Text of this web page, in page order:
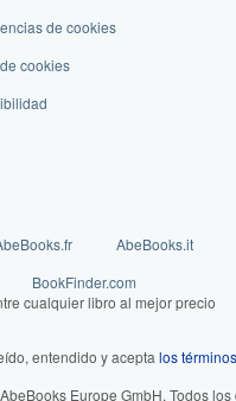
de cookies
cookies
AbeBooks.it
BookFinder.com
cualquier libro al mejor precio
entendido y acepta los
Europe GmbH. Todos